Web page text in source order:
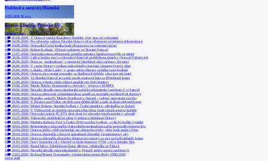
Podchod a zastávky Místecká
ATELIER 38 s.r.o.
Kurník a husník, Polanka n/O.
bydloarchitekti
0 05.08.2026| V Ostravě vzniká Rezidence Stodolní, byty jsou už vyprodané
0 04.08.2026| Pro přístavbu radnice Slezské Ostravy už se připravuje projektová dokumentace
0 04.08.2026| Ostravská Černá kostka bude připravena i na extrémní počasí
0 03.08.2026| Robert Kořínek: Věžové vodojemy ve Slezské Ostravě
0 12.07.2026| Ostravská mapa přístupnosti pomáhá orientaci handicapovaných ve městě
0 30.06.2026| Lidé si budou moci o víkendu výjimečně prohlédnout zámek v Ostravě-Vítkovicích
0 26.06.2026| Práce na „mrakodrapu“ v ostravské Ostrčilově ulici začnou v červenci
0 26.06.2026| V centru Ostravy vznikne místo kliniky plastické chirurgie bytový dům
0 25.06.2026| Lokalita „Malé Lauby“ v centru města Ostravy nabídne nové bydlení
0 24.06.2026| Ostrava chce prodat pozemky na Seidlerově nábřeží, chce tam mít hotel
0 16.06.2026| Ve Slezské Ostravě se začala stavět sportovní hala za 89 milionů korun
0 12.06.2026| Ostrava vybrala vítěze ideové soutěže pro Svět dopravy
0
10.06.2026| Marek Štěpán: Svatostánky a obýváky - výstava v MAPPA
0
09.06.2026| Národní divadlo moravskoslezské zahájilo rekonstrukci pavilonu G v Ostravě
0
04.06.2026| Ostrava připravuje architektonickou soutěž na ztvárnění projektu Svět dopravy
0
02.06.2026| Proměny sadu Dr. Milady Horákové v Ostravě - veřejné projednání návrhu
0
01.06.2026| V Polance nad Odrou otevřeli nové dětské hřiště a park za deset milionů korun
0
28.05.2026| Michal Kohout: Sociální bydlení v České republice - přednáška ve Fiducii
0
18.05.2026| V Třebovicích se otevřela opravená tělocvična, bude sloužit sportu i kultuře
0
16.05.2026| Ostravská galerie PLATO slaví deset let víkendovým přespáním v zahradě
0
16.05.2026| Vítkovická multifunkční aréna je jednou z dominant Ostravy
0
14.05.2026| Markéta Káňová: Proč v Česku chybí sociální bydlení – a jak by mohlo vypadat
0
30.04.2026| Rekonstrukce takzvaného Ostravského mrakodrapu začne nejpozději koncem léta
0
22.04.2026| Ostrava zúžila výběr architektů pro přestavbu sýpky, vítěz bude znám v říjnu
0
20.04.2026| Ostrava dokončila vybavení památkově chráněné Grossmannovy vily
0
01.04.2026| Ostrava dokončila přestavbu domova pro seniory za více než půl miliardy korun
0
31.03.2026| Nový koncertní sál v Ostravě se bude jmenovat VOX, což je latinsky hlas
1 25.03.2026| Kamil Mrva: Udržitelnost řízená dřevem - přednáška ve Fiducii
0 24.03.2026| Národní divadlo moravskoslezské v Ostravě zahájí opravu pavilonu G
0 23.03.2026| Richard Biegel: Novostavby v historickém centru Prahy 1990-2020
načíst další